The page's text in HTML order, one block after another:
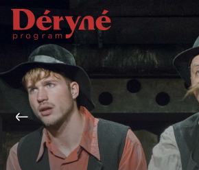
BEJELENTKEZEM
REGISZTRÁLOK